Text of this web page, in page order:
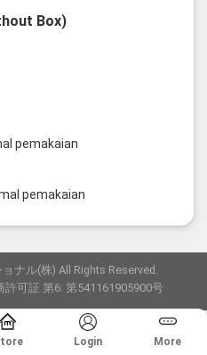
Box)
pemakaian
pemakaian
ナル(株) All Rights Reserved.
可証 第6: 第541161905900号
Login More